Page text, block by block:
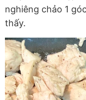
nghiêng chảo 1
thấy.